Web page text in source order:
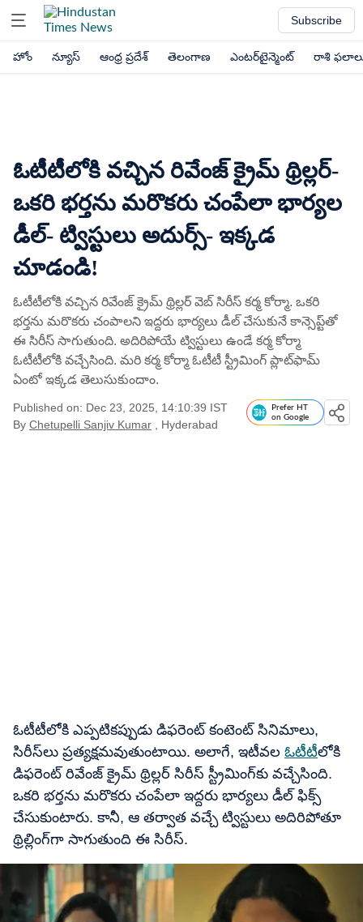
Subscribe
హోం న్యూస్ ఆంధ్ర ప్రదేశ్ తెలంగాణ ఎంటర్‌టైన్మెంట్ రాశి
ఓటీటీలోకి వచ్చిన రివేంజ్ క్రైమ్ థ్రిల్లర్-
ఒకరి భర్తను మరొకరు చంపేలా భార్యల
డీల్- ట్విస్టులు అదుర్స్- ఇక్కడ
చూడండి!
ఓటీటీలోకి వచ్చిన రివేంజ్ క్రైమ్ థ్రిల్లర్ వెబ్ సిరీస్ కర్మ కోర్మా. ఒకరి
భర్తను మరొకరు చంపాలని ఇద్దరు భార్యలు డీల్ చేసుకునే కాన్సెప్ట్‌తో
ఈ సిరీస్ సాగుతుంది. అదిరిపోయే ట్విస్టులు ఉండే కర్మ కోర్మా
ఓటీటీలోకి వచ్చేసింది. మరి కర్మ కోర్మా ఓటీటీ స్ట్రీమింగ్ ప్లాట్‌ఫామ్
ఏంటో ఇక్కడ తెలుసుకుందాం.
Published on: Dec 23, 2025, 14:10:39 IST
By Chetupelli Sanjiv Kumar , Hyderabad
Prefer HT
on Google
ఓటీటీలోకి ఎప్పటికప్పుడు డిఫరెంట్ కంటెంట్ సినిమాలు,
సిరీస్‌లు ప్రత్యక్షమవుతుంటాయి. అలాగే, ఇటీవల ఓటీటీలోకి
డిఫరెంట్ రివేంజ్ క్రైమ్ థ్రిల్లర్ సిరీస్ స్ట్రీమింగ్‌కు వచ్చేసింది.
ఒకరి భర్తను మరొకరు చంపేలా ఇద్దరు భార్యలు డీల్ ఫిక్స్
చేసుకుంటారు. కానీ, ఆ తర్వాత వచ్చే ట్విస్టులు అదిరిపోతూ
థ్రిల్లింగ్‌గా సాగుతుంది ఈ సిరీస్.